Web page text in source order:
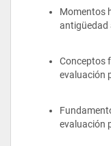
Momentos
antigüedad
Conceptos
evaluación
evaluación